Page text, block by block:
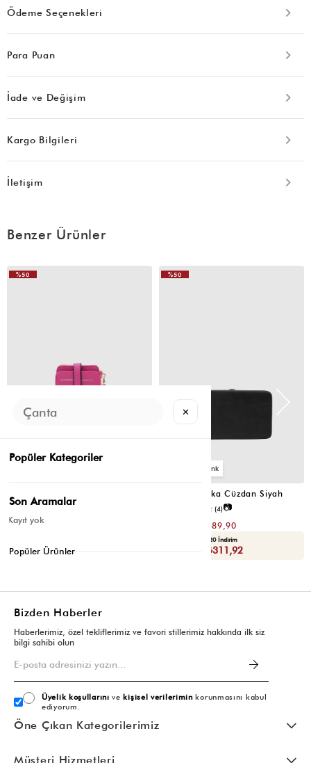
Ödeme Seçenekleri
Para Puan
İade ve Değişim
Kargo Bilgileri
İletişim
Benzer Ürünler
📷
₺299,80
Sepette : ₺119,92
%50
Portföy Tabaka Cüzdan Siyah
(4)📷
₺389,90
Yaza Özel Ek %20 İndirim
Sepette : ₺311,92
%50
Bizden Haberler
Haberlerimiz, özel tekliflerimiz ve favori stillerimiz hakkında ilk siz
bilgi sahibi olun
Üyelik koşullarını vekişisel verileriminkorunmasını kabul
ediyorum.
Öne Çıkan Kategorilerimiz
Müşteri Hizmetleri
✕
Popüler Kategoriler
Son Aramalar
Kayıt yok
Popüler Ürünler